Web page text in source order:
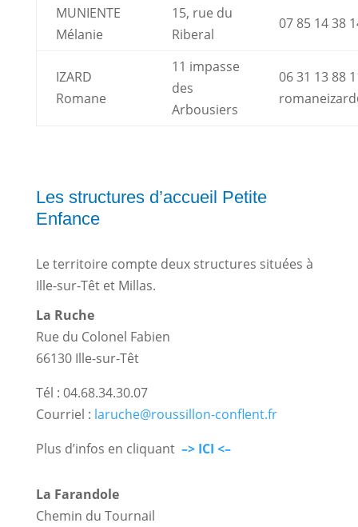
MUNIENTE
Mélanie
15, rue du
Riberal
07 85 14 38
IZARD
Romane
11 impasse
des
Arbousiers
06 31 13 88
Les structures d’accueil Petite
Enfance
Le territoire compte deux structures situées à
Ille-sur-Têt et Millas.
La Ruche
Rue du Colonel Fabien
66130 Ille-sur-Têt
Tél : 04.68.34.30.07
Courriel : laruche@roussillon-conflent.fr
Plus d’infos en cliquant –> ICI <–
La Farandole
Chemin du Tournail